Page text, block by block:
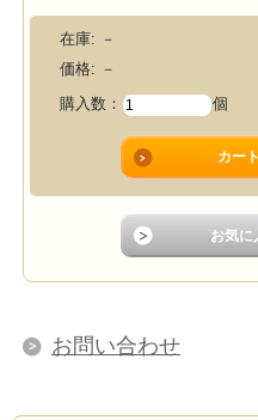
在庫: －
価格: －
購入数：
個
お問い合わせ